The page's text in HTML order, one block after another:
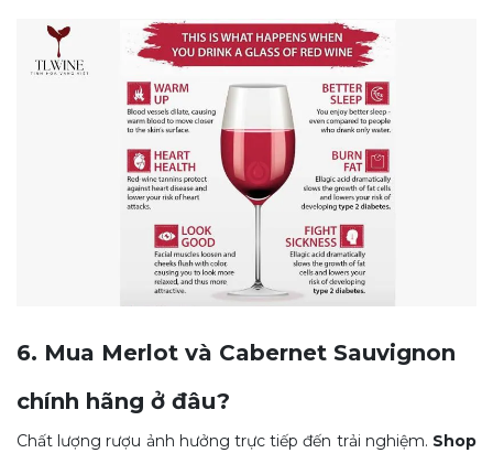
6. Mua Merlot và Cabernet Sauvignon
chính hãng ở đâu?
Chất lượng rượu ảnh hưởng trực tiếp đến trải nghiệm. Shop